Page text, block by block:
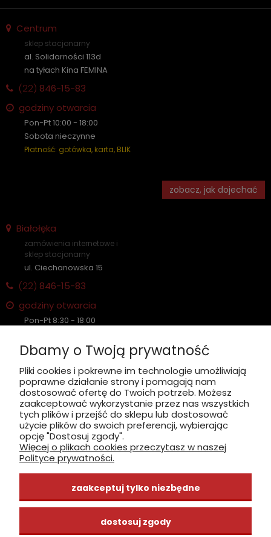
Centrum
sklep stacjonarny
al. Solidarności 113d
na tyłach Kina FEMINA
(22) 846-15-83
godziny otwarcia
Pon-Pt 10:00 - 18:00
Sobota nieczynne
Płatność: gotówka, karta, BLIK
zobacz, jak dojechać
Białołęka
zamówienia internetowe i
sklep stacjonarny
ul. Ciechanowska 15
(22) 846-15-83
godziny otwarcia
Pon-Pt 8:30 - 18:00
Płatność: gotówka, karta, BLIK
zobacz, jak dojechać
INFORMACJE
ZAKUPY
CENTRUM WIEDZY
Dbamy o Twoją prywatność
Pliki cookies i pokrewne im technologie umożliwiają
poprawne działanie strony i pomagają nam
dostosować ofertę do Twoich potrzeb. Możesz
zaakceptować wykorzystanie przez nas wszystkich
tych plików i przejść do sklepu lub dostosować
użycie plików do swoich preferencji, wybierając
opcję "Dostosuj zgody".
Więcej o plikach cookies przeczytasz w naszej
Polityce prywatności.
zaakceptuj tylko niezbędne
dostosuj zgody